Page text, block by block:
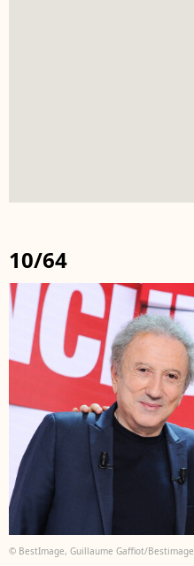
10/64
© BestImage, Guillaume Gaffiot/Bestimage